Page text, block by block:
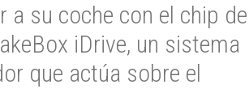
a su coche con el chip de
iDrive, un sistema
que actúa sobre el